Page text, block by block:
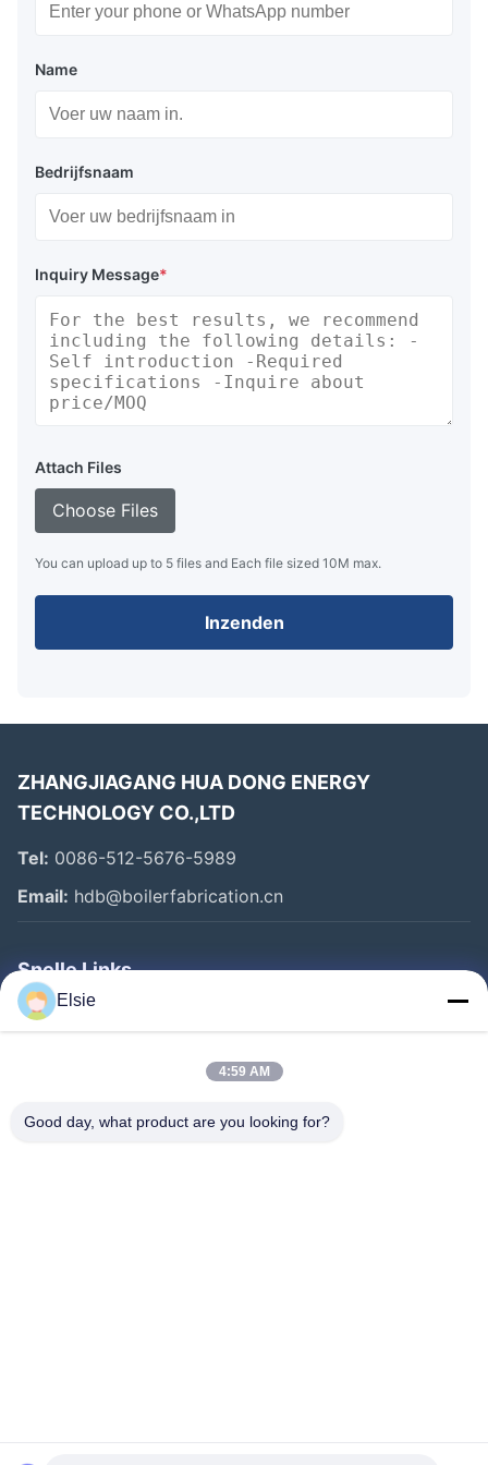
Name
Bedrijfsnaam
Inquiry Message*
Attach Files
Choose Files
You can upload up to 5 files and Each file sized 10M max.
Inzenden
ZHANGJIAGANG HUA DONG ENERGY
TECHNOLOGY CO.,LTD
Tel: 0086-512-5676-5989
Email: hdb@boilerfabrication.cn
Snelle Links
Huis
Fabrieksreis
Elsie
4:59 AM
Good day, what product are you looking for?